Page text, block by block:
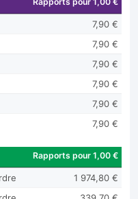
7,90 €
7,90 €
7,90 €
7,90 €
7,90 €
7,90 €
Rapports pour 1,00 €
1 974,80 €